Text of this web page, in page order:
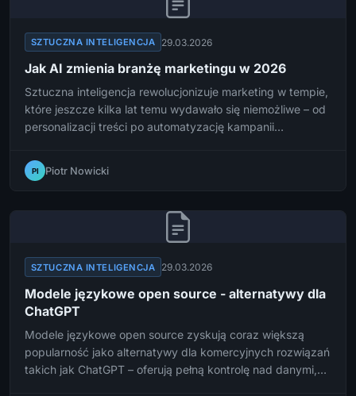
SZTUCZNA INTELIGENCJA 29.03.2026
Jak AI zmienia branżę marketingu w 2026
Sztuczna inteligencja rewolucjonizuje marketing w tempie,
które jeszcze kilka lat temu wydawało się niemożliwe – od
personalizacji treści po automatyzację kampanii
marketingową w 2026 roku i co to oznacza dla
specjalistów.
PI Piotr Nowicki
SZTUCZNA INTELIGENCJA 29.03.2026
Modele językowe open source - alternatywy dla
ChatGPT
Modele językowe open source zyskują coraz większą
popularność jako alternatywy dla komercyjnych rozwiązań
takich jak ChatGPT – oferują pełną kontrolę nad danymi,